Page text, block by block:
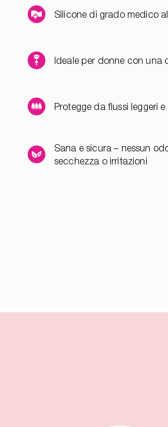
Silicone di grado medico
Ideale per donne con una
Protegge da flussi leggeri
Sana e sicura – nessun
secchezza o irritazioni